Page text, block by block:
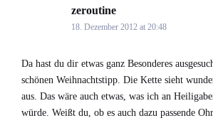
zeroutine
18. Dezember 2012 at 20:48
Da hast du dir etwas ganz Besonderes
schönen Weihnachtstipp. Die Kette sieht
aus. Das wäre auch etwas, was ich an
würde. Weißt du, ob es auch dazu passende